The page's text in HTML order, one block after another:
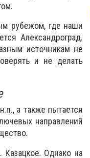
рубежом, где наши
Александроград.
источникам не
и не делать
а также пытается
направлений
Казацкое. Однако на